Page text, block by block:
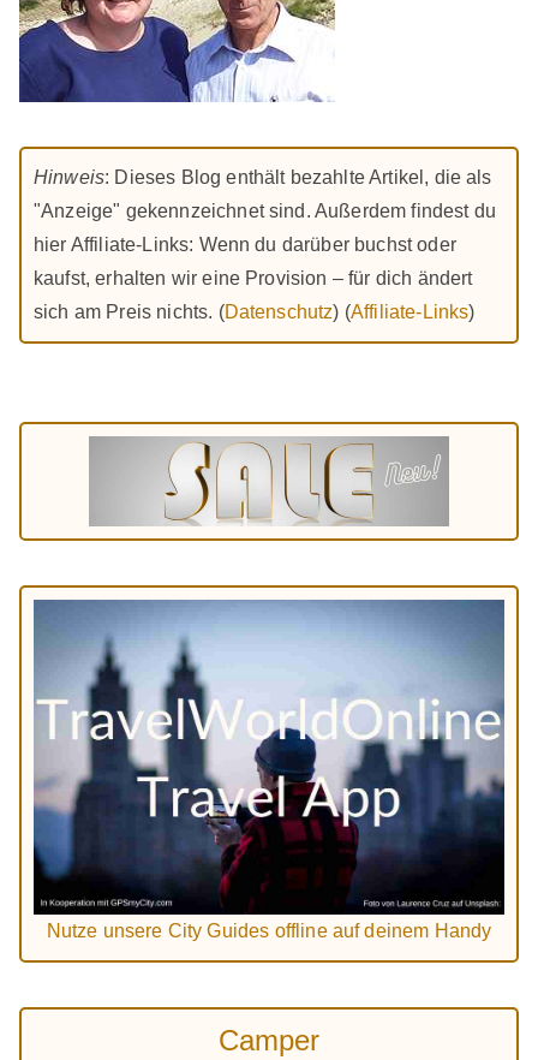
Hinweis: Dieses Blog enthält bezahlte Artikel, die als
"Anzeige" gekennzeichnet sind. Außerdem findest du
hier Affiliate-Links: Wenn du darüber buchst oder
kaufst, erhalten wir eine Provision – für dich ändert
sich am Preis nichts. (Datenschutz) (Affiliate-Links)
Nutze unsere City Guides offline auf deinem Handy
Camper